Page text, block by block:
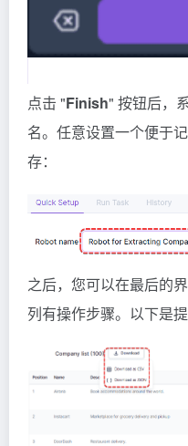
点击 "Finish" 按钮后，
名。任意设置一个便于
存：
之后，您可以在最后的
列有操作步骤。以下是